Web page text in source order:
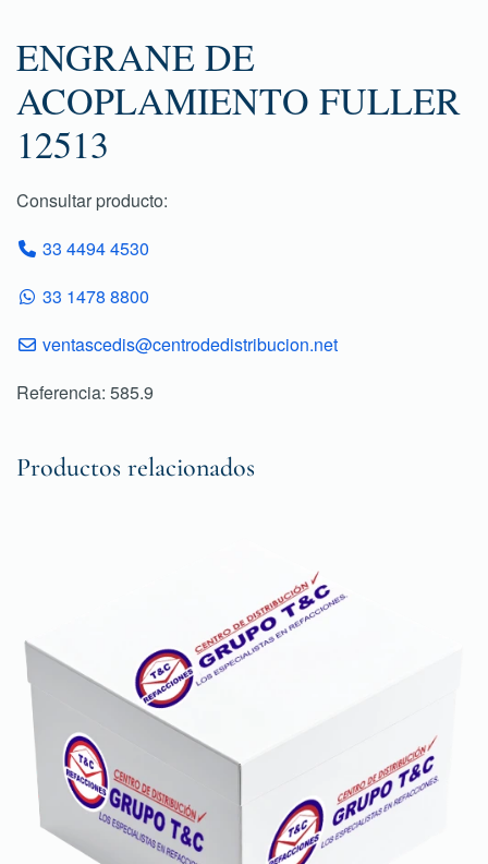
ENGRANE DE
ACOPLAMIENTO FULLER
12513
Consultar producto:
33 4494 4530
33 1478 8800
ventascedis@centrodedistribucion.net
Referencia: 585.9
Productos relacionados